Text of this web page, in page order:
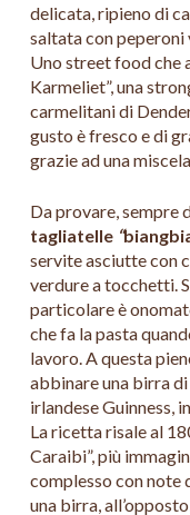
delicata, ripieno di
saltata con
Uno street food che
Karmeliet”, una
carmelitani di
gusto è fresco e di
grazie ad una
Da provare, sempre
tagliatelle “
servite asciutte con
verdure a tocchetti.
particolare è
che fa la pasta
lavoro. A questa
abbinare una birra
irlandese Guinness,
La ricetta risale al
Caraibi”, più
complesso con note
una birra,